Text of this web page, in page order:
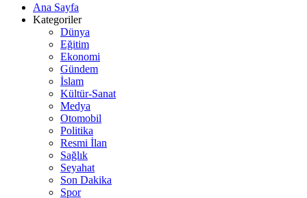
Ana Sayfa
Kategoriler
Dünya
Eğitim
Ekonomi
Gündem
İslam
Kültür-Sanat
Medya
Otomobil
Politika
Resmi İlan
Sağlık
Seyahat
Son Dakika
Spor